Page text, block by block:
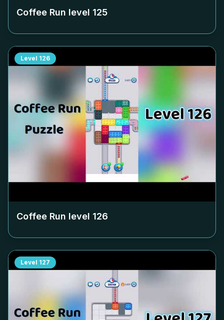
Coffee Run level 125
Level 126
Coffee Run level 126
Level 127